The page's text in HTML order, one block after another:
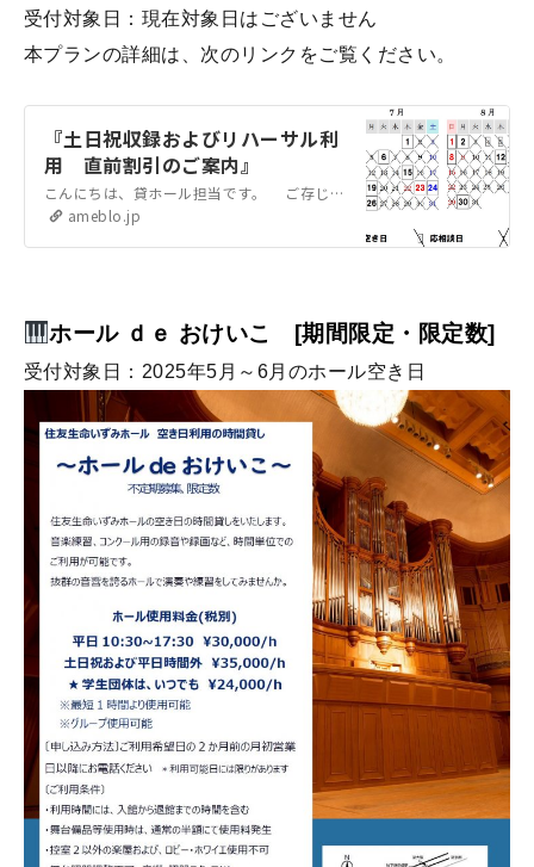
受付対象日：現在対象日はございません
本プランの詳細は、次のリンクをご覧ください。
『土日祝収録およびリハーサル利
用 直前割引のご案内』
こんにちは、貸ホール担当です。 ご存じの方もいらっしゃると思いますが、弊ホールは公演利用以外にも、収録利用や弊ホール開催公演のリハーサル利用が可能です。この…
ameblo.jp
ホール ｄｅ おけいこ [期間限定・限定数]
受付対象日： 2025年5月～6月のホール空き日